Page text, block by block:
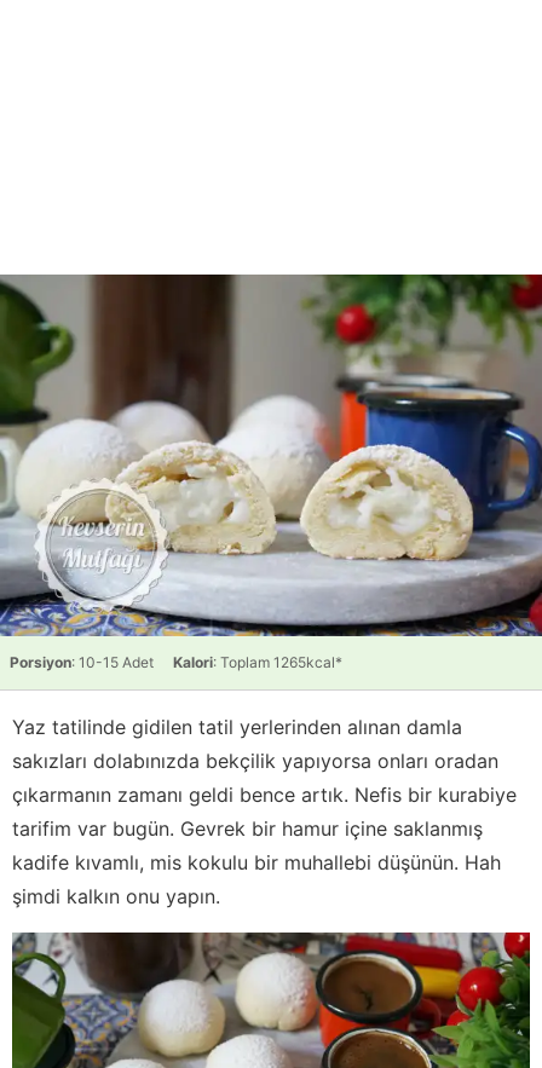
Porsiyon: 10-15 Adet Kalori: Toplam 1265kcal*
Yaz tatilinde gidilen tatil yerlerinden alınan damla
sakızları dolabınızda bekçilik yapıyorsa onları oradan
çıkarmanın zamanı geldi bence artık. Nefis bir kurabiye
tarifim var bugün. Gevrek bir hamur içine saklanmış
kadife kıvamlı, mis kokulu bir muhallebi düşünün. Hah
şimdi kalkın onu yapın.